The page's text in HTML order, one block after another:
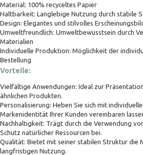
Material: 100% recyceltes Papier
Haltbarkeit: Langlebige Nutzung durch stabile
Design: Elegantes und stilvolles
Umweltfreundlich: Umweltbewusstsein durch
Materialien
Individuelle Produktion: Möglichkeit der
Bestellung
Vorteile:
Vielfältige Anwendungen: Ideal zur
ähnlichen Produkten.
Personalisierung: Heben Sie sich mit
Markenidentität Ihrer Kunden vereinbaren
Nachhaltigkeit: Trägt durch die Verwendung
Schutz natürlicher Ressourcen bei.
Qualität: Bietet mit seiner stabilen Struktur die
langfristigen Nutzung.